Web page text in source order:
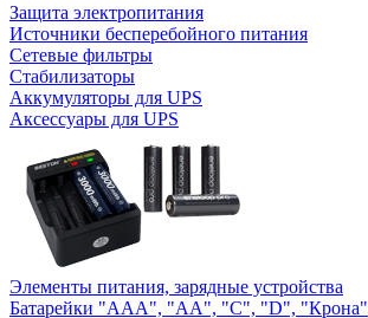
Защита электропитания
Источники бесперебойного питания
Сетевые фильтры
Стабилизаторы
Аккумуляторы для UPS
Аксессуары для UPS
Элементы питания, зарядные устройства
Батарейки "AAA", "AA", "C", "D", "Крона"